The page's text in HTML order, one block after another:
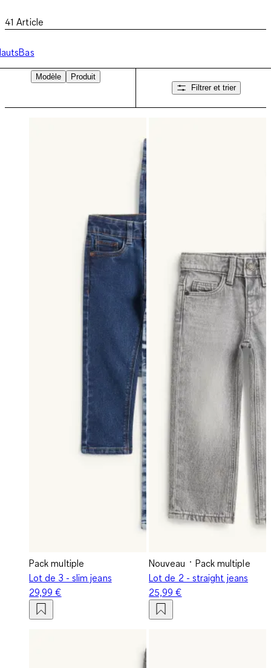
41 Article
Bas
Modèle
Produit
Filtrer et trier
Pack multiple
Lot de 3 - slim jeans
29,99 €
Nouveau
Pack multiple
Lot de 2 - straight jeans
25,99 €